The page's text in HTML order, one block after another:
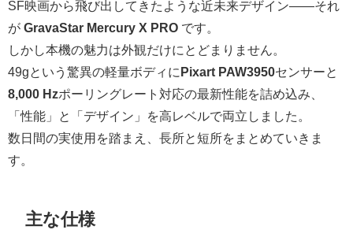
SF映画から飛び出してきたような近未来デザイン――それ
が GravaStar Mercury X PRO です。
しかし本機の魅力は外観だけにとどまりません。
49gという驚異の軽量ボディに Pixart PAW3950センサーと
8,000 Hzポーリングレート対応の最新性能を詰め込み、
「性能」と「デザイン」を高レベルで両立しました。
数日間の実使用を踏まえ、長所と短所をまとめていきま
す。
主な仕様